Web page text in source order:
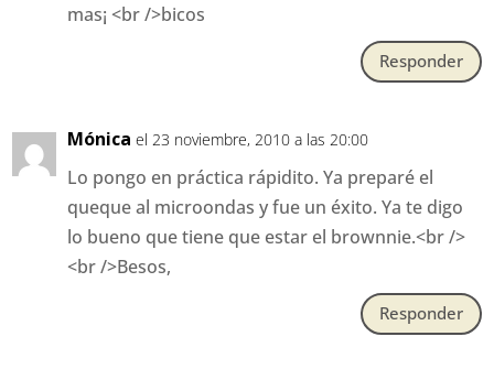
mas¡ <br />bicos
Responder
Mónica el 23 noviembre, 2010 a las 20:00
Lo pongo en práctica rápidito. Ya preparé el
queque al microondas y fue un éxito. Ya te digo
lo bueno que tiene que estar el brownnie.<br />
<br />Besos,
Responder